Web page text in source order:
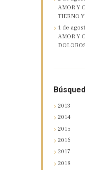
AMOR Y
TIERNO
1 de
AMOR Y
2013
2014
2015
2016
2017
2018